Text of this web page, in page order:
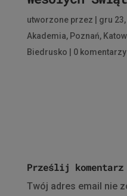
utworzone przez gru
Akademia, Poznań,
Biedrusko
0 komentarzy
Prześlij komentarz
Twój adres email nie